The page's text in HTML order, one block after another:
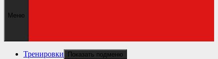
Меню
Тренировки Показать подменю